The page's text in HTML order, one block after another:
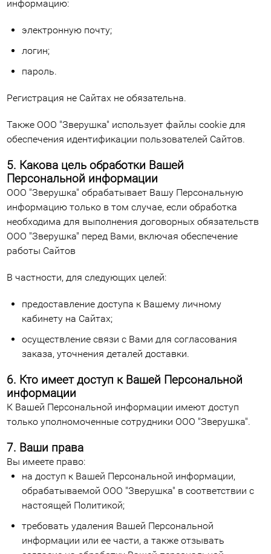
информацию:
электронную почту;
логин;
пароль.
Регистрация не Сайтах не обязательна.
Также ООО "Зверушка" использует файлы cookie для
обеспечения идентификации пользователей Сайтов.
5. Какова цель обработки Вашей
Персональной информации
ООО "Зверушка" обрабатывает Вашу Персональную
информацию только в том случае, если обработка
необходима для выполнения договорных обязательств
ООО "Зверушка" перед Вами, включая обеспечение
работы Сайтов
В частности, для следующих целей:
предоставление доступа к Вашему личному
кабинету на Сайтах;
осуществление связи с Вами для согласования
заказа, уточнения деталей доставки.
6. Кто имеет доступ к Вашей Персональной
информации
К Вашей Персональной информации имеют доступ
только уполномоченные сотрудники ООО "Зверушка".
7. Ваши права
Вы имеете право:
на доступ к Вашей Персональной информации,
обрабатываемой ООО "Зверушка" в соответствии с
настоящей Политикой;
требовать удаления Вашей Персональной
информации или ее части, а также отзывать